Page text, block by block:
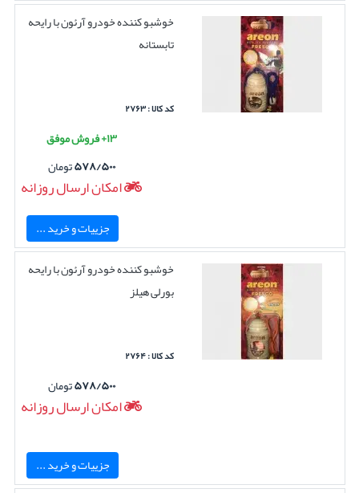
خوشبو کننده خودرو آرئون با رایحه
تابستانه
کد کالا : ۲۷۶۳
۱۳+ فروش موفق
۵۷۸/۵۰۰تومان
امکان ارسال روزانه
جزییات و خرید ...
خوشبو کننده خودرو آرئون با رایحه
بورلی هیلز
کد کالا : ۲۷۶۴
۵۷۸/۵۰۰تومان
امکان ارسال روزانه
جزییات و خرید ...